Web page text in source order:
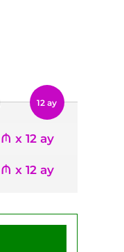
12 ay
x 12 ay
x 12 ay